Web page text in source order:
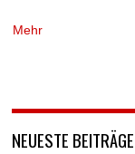
Mehr
NEUESTE BEITRÄGE